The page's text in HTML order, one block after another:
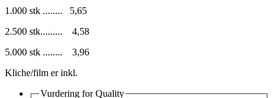
1.000 stk ........ 5,65
2.500 stk......... 4,58
5.000 stk ........ 3,96
Kliche/film er inkl.
Vurdering forQuality